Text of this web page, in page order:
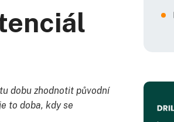
dobu zhodnotit původní
to doba, kdy se